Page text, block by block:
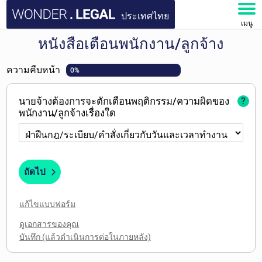
ประเทศไทย
เมนู
หน้าหลัก
เอกสาร
คำถามที่พบบ่อย
บัญชีของฉัน
หนังสือเตือนพนักงาน/ลูกจ้าง
ความคืบหน้า 0%
นายจ้างต้องการจะตักเตือนพฤติกรรม/ความผิดของ
พนักงาน/ลูกจ้างเรื่องใด
?
ถัดไป
แก้ไขแบบฟอร์ม
ดูเอกสารของคุณ